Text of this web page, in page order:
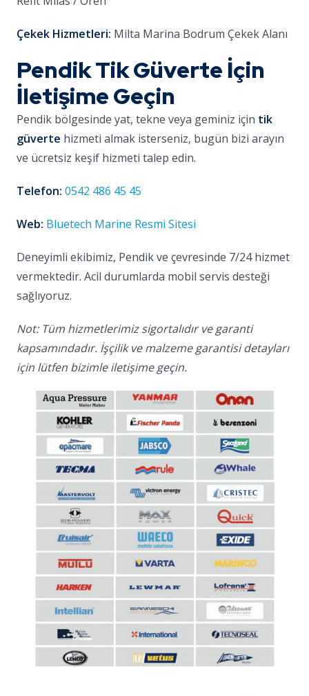
Çekek Hizmetleri: Milta Marina Bodrum Çekek Alanı
Pendik Tik Güverte İçin
İletişime Geçin
Pendik bölgesinde yat, tekne veya geminiz için tik
güverte hizmeti almak isterseniz, bugün bizi arayın
ve ücretsiz keşif hizmeti talep edin.
Telefon: 0542 486 45 45
Web: Bluetech Marine Resmi Sitesi
Deneyimli ekibimiz, Pendik ve çevresinde 7/24 hizmet
vermektedir. Acil durumlarda mobil servis desteği
sağlıyoruz.
Not: Tüm hizmetlerimiz sigortalıdır ve garanti
kapsamındadır. İşçilik ve malzeme garantisi detayları
için lütfen bizimle iletişime geçin.